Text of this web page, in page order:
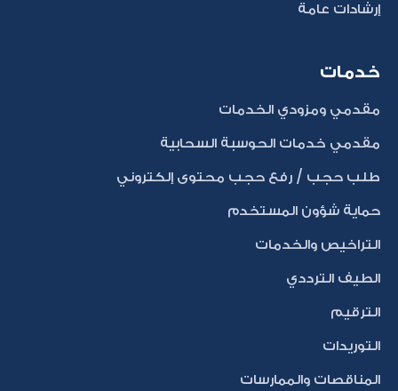
إرشادات عامة
خدمات
مقدمي ومزودي الخدمات
مقدمي خدمات الحوسبة السحابية
طلب حجب / رفع حجب محتوى إلكتروني
حماية شؤون المستخدم
التراخيص والخدمات
الطيف الترددي
الترقيم
التوريدات
المناقصات والممارسات